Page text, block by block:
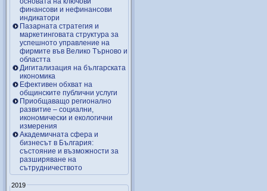
финансови и нефинансови
индикатори
Пазарната стратегия и
маркетинговата структура за
успешното управление на
фирмите във Велико Търново и
областта
Дигитализация на българската
икономика
Ефективен обхват на
общинските публични услуги
Приобщаващо регионално
развитие – социални,
икономически и екологични
измерения
Академичната сфера и
бизнесът в България:
състояние и възможности за
разширяване на
сътрудничеството
2019